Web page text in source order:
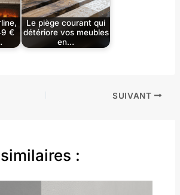
€
Le piège courant qui
détériore vos meubles
en…
SUIVANT
: